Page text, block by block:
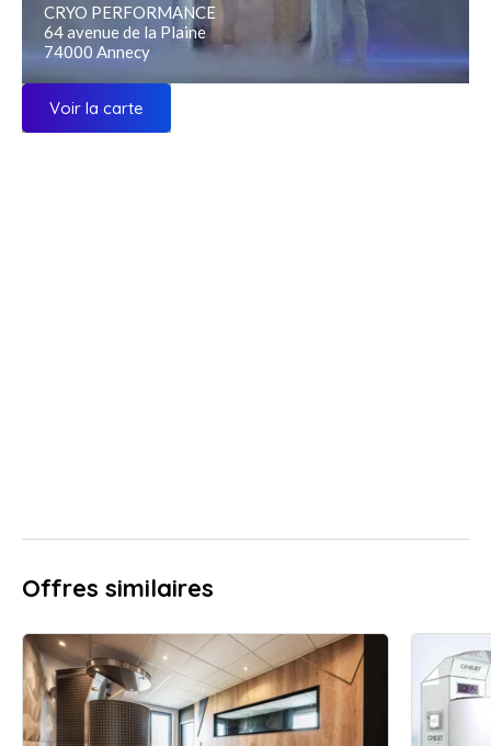
CRYO PERFORMANCE
64 avenue de la Plaine
74000 Annecy
Voir la carte
Offres similaires